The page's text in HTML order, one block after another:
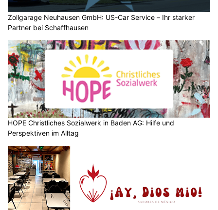
Zollgarage Neuhausen GmbH: US-Car Service – Ihr starker
Partner bei Schaffhausen
HOPE Christliches Sozialwerk in Baden AG: Hilfe und
Perspektiven im Alltag